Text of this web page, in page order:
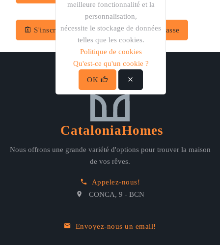
S'inscrire Récupérer le mot de passe
CataloniaHomes
Nous offrons une grande variété d'options pour trouver la maison
de vos rêves.
Appelez-nous!
CONCA, 9 - BCN
Envoyez-nous un email!
meilleure fonctionnalité et la
personnalisation,
nécessite le stockage de données
telles que les cookies.
Politique de cookies
Qu'est-ce qu'un cookie ?
OK